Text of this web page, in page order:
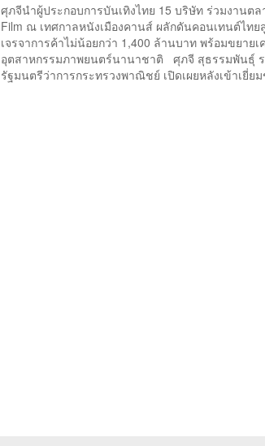
ศุภจีนำผู้ประกอบการบันเทิงไทย 15 บริษัท ร่วมงานต
Film ณ เทศกาลหนังเมืองคานส์ ผลักดันคอนเทนต์ไทย
เจรจาการค้าไม่น้อยกว่า 1,400 ล้านบาท พร้อมขยาย
อุตสาหกรรมภาพยนตร์นานาชาติ ศุภจี สุธรรมพันธุ์
รัฐมนตรีว่าการกระทรวงพาณิชย์ เปิดเผยหลังเข้าเยี่ย